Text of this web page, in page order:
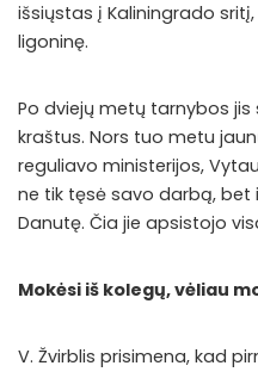
išsiųstas į Kaliningrado
ligoninę.
Po dviejų metų tarnybos
kraštus. Nors tuo metu
reguliavo ministerijos,
ne tik tęsė savo darbą, bet
Danutę. Čia jie apsistojo
Mokėsi iš kolegų, vėliau
V. Žvirblis prisimena, kad